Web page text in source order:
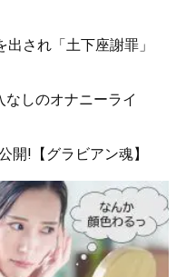
され「土下座謝罪」
しのオナニーライ
!【グラビアン魂】